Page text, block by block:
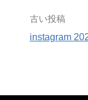
古い投稿
instagram